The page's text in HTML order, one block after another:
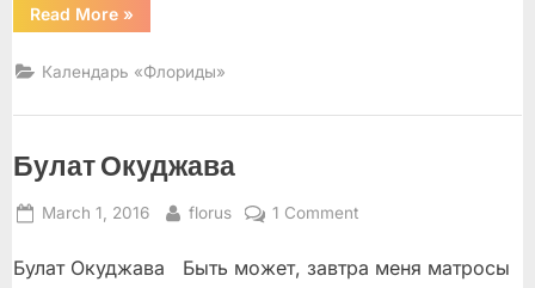
Read More“Календарь
развлечений
Майами”
»
Календарь «Флориды»
Булат Окуджава
Posted
March 1, 2016 By
florus 1 Commenton
Окуджава
Булат Окуджава Быть может, завтра меня матросы